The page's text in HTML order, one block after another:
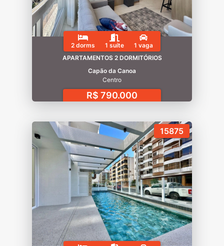
2 dorms 1 suíte
1 vaga
APARTAMENTOS 2 DORMITÓRIOS
Capão da Canoa
Centro
R$ 790.000
15875